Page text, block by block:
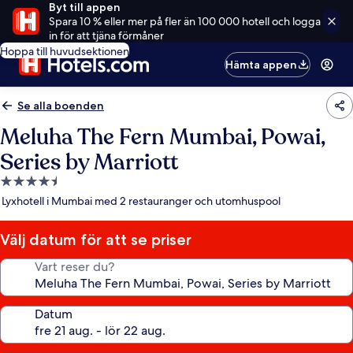
Byt till appen
Spara 10 % eller mer på fler än 100 000 hotell och logga
in för att tjäna förmåner
Hoppa till huvudsektionen
Hämta appen
Se alla boenden
Meluha The Fern Mumbai, Powai,
Series by Marriott
4.5-
stjärnigt
Lyxhotell i Mumbai med 2 restauranger och utomhuspool
Välj datum för att se priser
Vart reser du?
Datum